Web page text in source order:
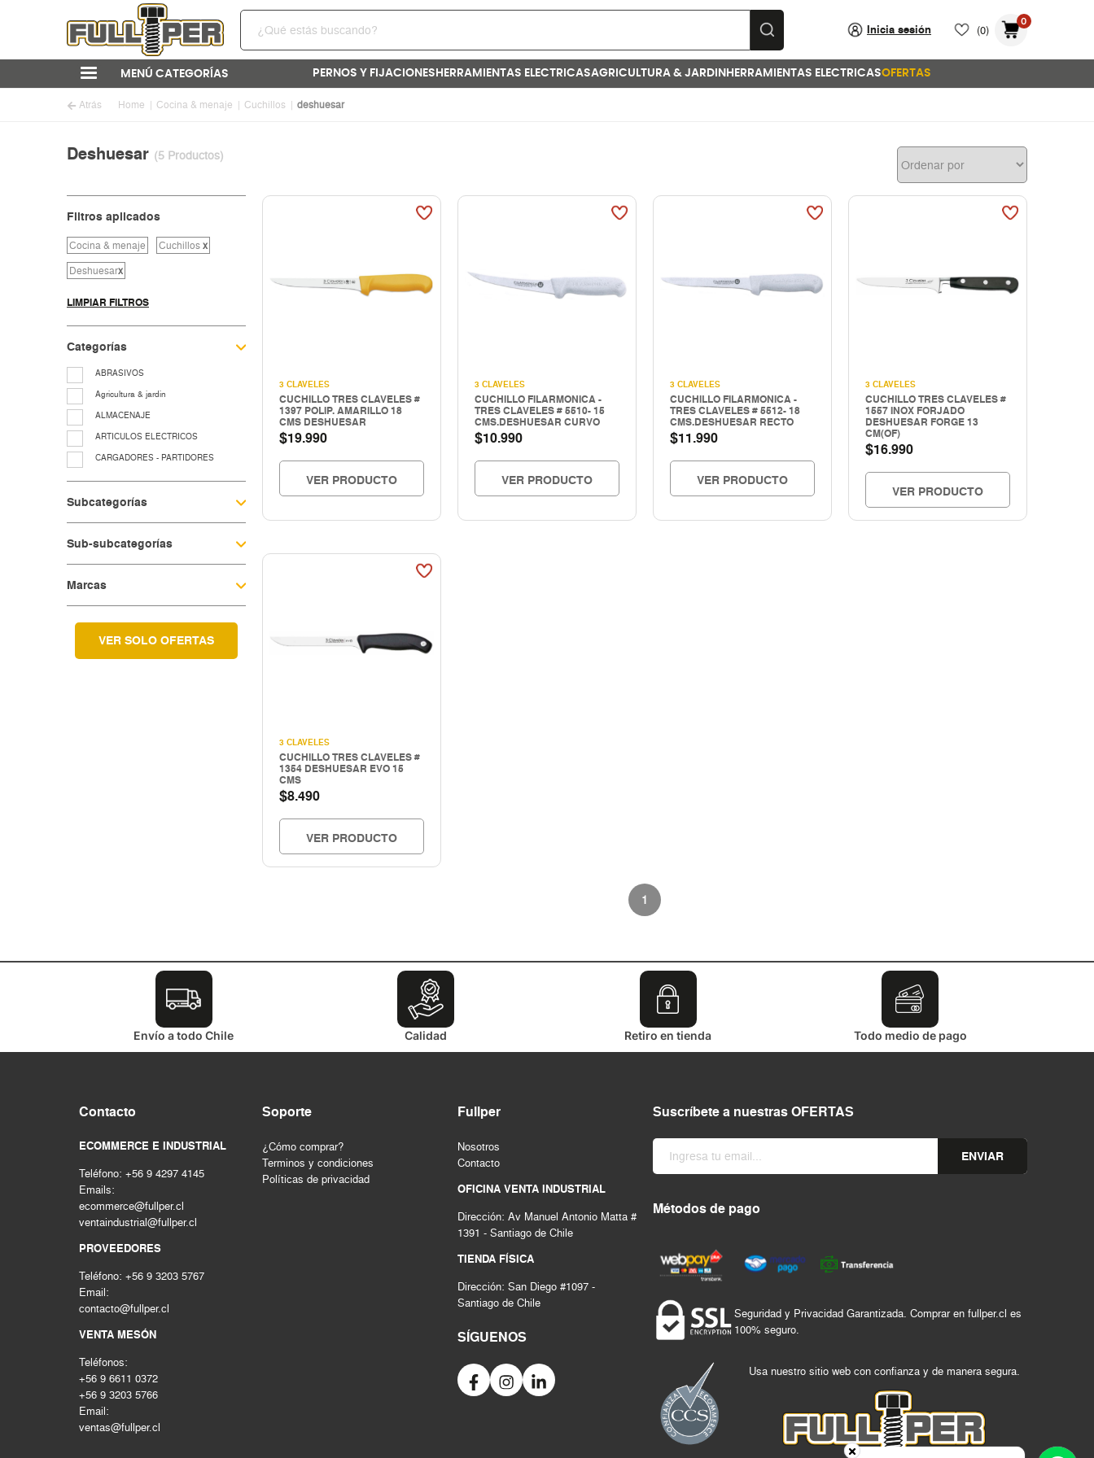
Inicia sesión (0)
0
MENÚ CATEGORÍAS PERNOS Y FIJACIONES HERRAMIENTAS ELECTRICASAGRICULTURA & JARDIN HERRAMIENTAS ELECTRICASOFERTAS
Atrás Home Cocina & menaje Cuchillos deshuesar
Deshuesar (5 Productos)
Filtros aplicados
Cocina & menaje Cuchillosx
Deshuesarx
LIMPIAR FILTROS
Categorías
ABRASIVOS
Agricultura & jardin
ALMACENAJE
ARTICULOS ELECTRICOS
CARGADORES - PARTIDORES
CERRAJERIA
Cocina & menaje
COMPRESORES - EQUIPOS AIRE
EQUIP. LUBRIC.-CONTROL FLUIDO
EQUIP.LEVANTE ELEV.Y TRASLACIO
EQUIPAMIENTO TALLER Y
Fitting galvanizado
HERRAMIENTAS A COMBUSTION
MATERIALES PARA JUNTAS
MOTORES - GENERADORES
PERNOS Y FIJACIONES
TUBERIA E INSPECCION
Tuberias e inspección
Uso industrial
Subcategorías
Sub-subcategorías
Marcas
VER SOLO OFERTAS
3 CLAVELES
CUCHILLO TRES CLAVELES #
1397 POLIP. AMARILLO 18
CMS DESHUESAR
$19.990
VER PRODUCTO
3 CLAVELES
CUCHILLO FILARMONICA -
TRES CLAVELES # 5510- 15
CMS.DESHUESAR CURVO
$10.990
VER PRODUCTO
3 CLAVELES
CUCHILLO FILARMONICA -
TRES CLAVELES # 5512- 18
CMS.DESHUESAR RECTO
$11.990
VER PRODUCTO
3 CLAVELES
CUCHILLO TRES CLAVELES #
1557 INOX FORJADO
DESHUESAR FORGE 13
CM(OF)
$16.990
VER PRODUCTO
3 CLAVELES
CUCHILLO TRES CLAVELES #
1354 DESHUESAR EVO 15
CMS
$8.490
VER PRODUCTO
1
Envío a todo Chile Calidad Retiro en tienda Todo medio de pago
Contacto
ECOMMERCE E INDUSTRIAL
Teléfono: +56 9 4297 4145
Emails:
ecommerce@fullper.cl
ventaindustrial@fullper.cl
PROVEEDORES
Teléfono: +56 9 3203 5767
Email:
contacto@fullper.cl
VENTA MESÓN
Teléfonos:
+56 9 6611 0372
+56 9 3203 5766
Email:
ventas@fullper.cl
Soporte
¿Cómo comprar?
Terminos y condiciones
Políticas de privacidad
Fullper
Nosotros
Contacto
OFICINA VENTA INDUSTRIAL
Dirección: Av Manuel Antonio Matta #
1391 - Santiago de Chile
TIENDA FÍSICA
Dirección: San Diego #1097 -
Santiago de Chile
SÍGUENOS
Suscríbete a nuestras OFERTAS
ENVIAR
Métodos de pago
Seguridad y Privacidad Garantizada. Comprar en fullper.cl es
100% seguro.
Usa nuestro sitio web con confianza y de manera segura.